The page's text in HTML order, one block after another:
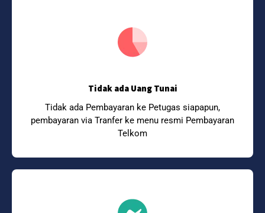
Tidak ada Uang Tunai
Tidak ada Pembayaran ke Petugas siapapun,
pembayaran via Tranfer ke menu resmi Pembayaran
Telkom